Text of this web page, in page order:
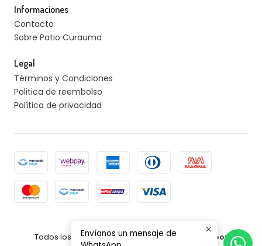
Informaciones
Contacto
Sobre Patio Curauma
Legal
Términos y Condiciones
Politica de reembolso
Política de privacidad
Todos los derechos reservados.Desarrollado por
Envíanos un mensaje de